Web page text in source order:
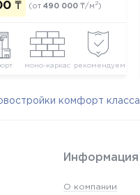
₸ (от 490 000 ₸/м2)
моно-каркас рекомендуем
комфорт класса
Информация
О компании